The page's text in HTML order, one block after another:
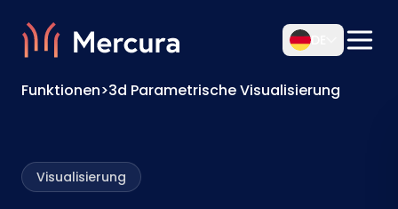
Funktionen>3d Parametrische Visualisierung
Visualisierung